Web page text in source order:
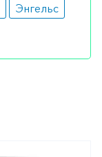
Энгельс